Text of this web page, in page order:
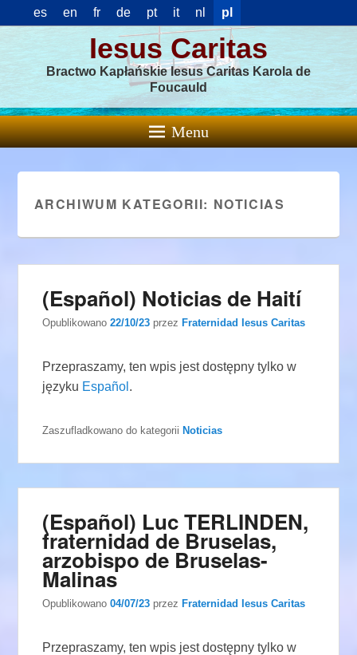
es en fr de pt it nl pl
Iesus Caritas
Bractwo Kapłańskie Iesus Caritas Karola de
Foucauld
Menu
ARCHIWUM KATEGORII: NOTICIAS
(Español) Noticias de Haití
Opublikowano22/10/23 przez Fraternidad Iesus Caritas
Przepraszamy, ten wpis jest dostępny tylko w
języku Español .
Zaszufladkowano do kategorii Noticias
(Español) Luc TERLINDEN,
fraternidad de Bruselas,
arzobispo de Bruselas-
Malinas
Opublikowano04/07/23 przezFraternidad Iesus Caritas
Przepraszamy, ten wpis jest dostępny tylko w